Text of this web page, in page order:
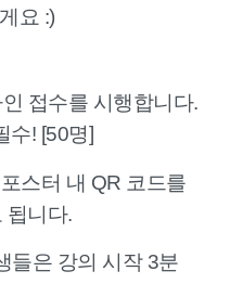
요 :)
접수를 시행합니다.
수! [50명]
스터 내 QR 코드를
됩니다.
들은 강의 시작 3분